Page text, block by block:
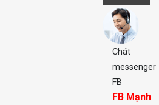
Chát
messenger
FB
FB Mạnh